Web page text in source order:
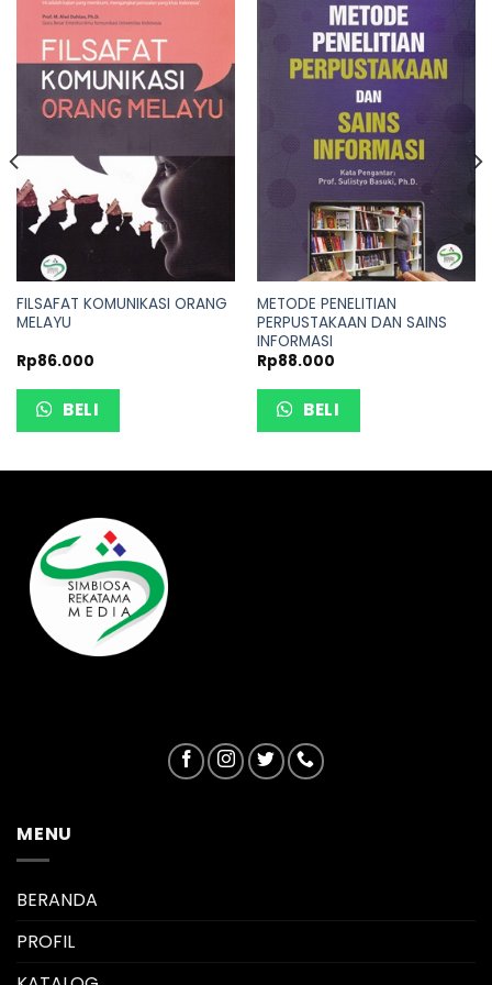
FILSAFAT KOMUNIKASI ORANG
MELAYU
Rp86.000
BELI
METODE PENELITIAN
PERPUSTAKAAN DAN SAINS
INFORMASI
Rp88.000
BELI
MENU
BERANDA
PROFIL